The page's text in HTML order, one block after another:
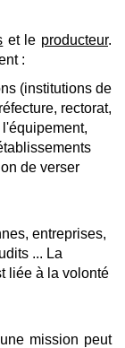
et le producteur.
:
(institutions de
rectorat,
de verser
entreprises,
... La
liée à la volonté
mission peut